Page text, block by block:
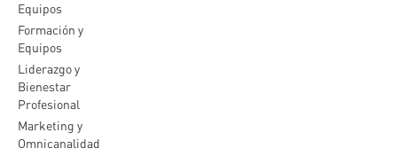
Equipos
Formación y
Equipos
Liderazgo y
Bienestar
Profesional
Marketing y
Omnicanalidad